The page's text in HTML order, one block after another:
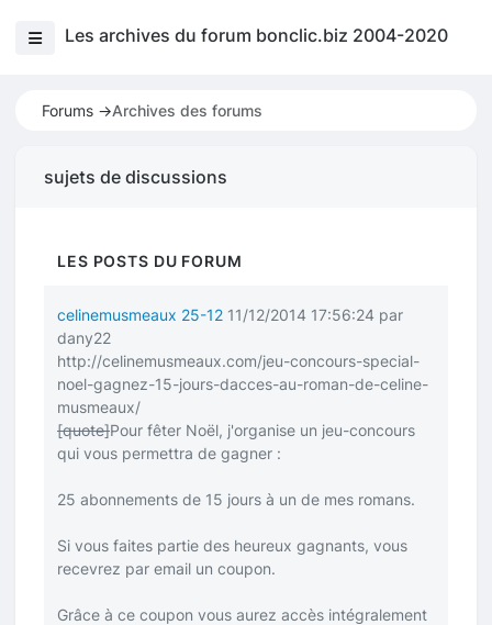
Les archives du forum bonclic.biz 2004-2020
Forums ->Archives des forums
sujets de discussions
LES POSTS DU FORUM
celinemusmeaux 25-12 11/12/2014 17:56:24 par
dany22
http://celinemusmeaux.com/jeu-concours-special-
noel-gagnez-15-jours-dacces-au-roman-de-celine-
musmeaux/
[quote]Pour fêter Noël, j'organise un jeu-concours
qui vous permettra de gagner :
25 abonnements de 15 jours à un de mes romans.
Si vous faites partie des heureux gagnants, vous
recevrez par email un coupon.
Grâce à ce coupon vous aurez accès intégralement